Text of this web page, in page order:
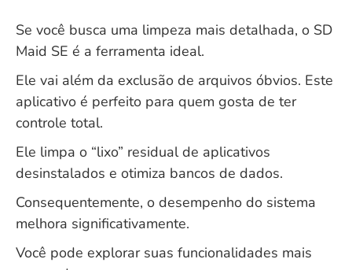
Se você busca uma limpeza mais detalhada, o SD
Maid SE é a ferramenta ideal.
Ele vai além da exclusão de arquivos óbvios. Este
aplicativo é perfeito para quem gosta de ter
controle total.
Ele limpa o “lixo” residual de aplicativos
desinstalados e otimiza bancos de dados.
Consequentemente, o desempenho do sistema
melhora significativamente.
Você pode explorar suas funcionalidades mais